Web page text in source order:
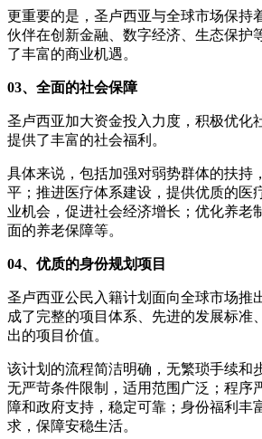
更重要的是，圣卢西亚与全球市场保持
伙伴在创新金融、数字经济、生态保护
了丰富的商业机遇。
03、全面的社会保障
圣卢西亚加大资金投入力度，积极优化
提供了丰富的社会福利。
具体来说，包括加强对弱势群体的扶持
平；推进医疗体系建设，提供优质的医
业机会，促进社会经济增长；优化养老
面的养老保障等。
04、优质的身份规划项目
圣卢西亚公民入籍计划面向全球市场推
成了完整的项目体系、先进的发展标准
出的项目价值。
该计划的流程简洁明确，无繁琐手续和
无严苛条件限制，适用范围广泛；程序
障和政府支持，稳定可靠；身份福利丰
求，保障安稳生活。